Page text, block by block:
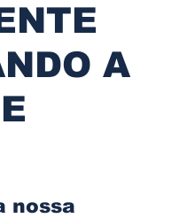
Orixás na Umbhanda
Ensinamento
A
nossa